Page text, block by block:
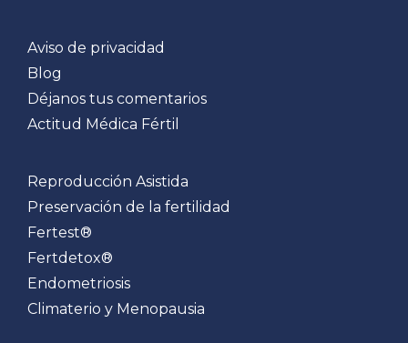
Aviso de privacidad
Blog
Déjanos tus comentarios
Actitud Médica Fértil
Reproducción Asistida
Preservación de la fertilidad
Fertest®
Fertdetox®
Endometriosis
Climaterio y Menopausia